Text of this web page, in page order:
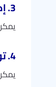
3. إضافة مناطق جلوس:
4. توفير الخصوصية: